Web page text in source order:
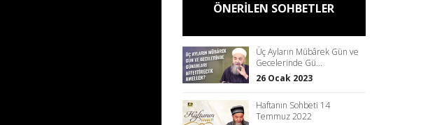
ÖNERİLEN SOHBETLER
Üç Ayların Mübârek Gün ve
Gecelerinde Gü...
26 Ocak 2023
Haftanın Sohbeti 14
Temmuz 2022